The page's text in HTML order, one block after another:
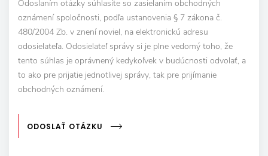
Odoslaním otázky súhlasíte so zasielaním obchodných
oznámení spoločnosti, podľa ustanovenia § 7 zákona č.
480/2004 Zb. v znení noviel, na elektronickú adresu
odosielateľa. Odosielateľ správy si je plne vedomý toho, že
tento súhlas je oprávnený kedykoľvek v budúcnosti odvolať, a
to ako pre prijatie jednotlivej správy, tak pre prijímanie
obchodných oznámení.
ODOSLAŤ OTÁZKU